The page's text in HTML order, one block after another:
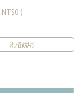
NT$0 )
規格說明